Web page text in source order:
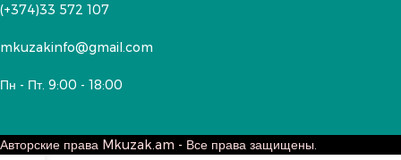
(+374)33 572 107
mkuzakinfo@gmail.com
Пн - Пт. 9:00 - 18:00
Авторские права Mkuzak.am - Все права защищены.